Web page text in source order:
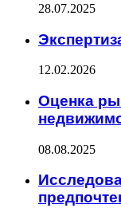
28.07.2025
12.02.2026
Оценка
08.08.2025